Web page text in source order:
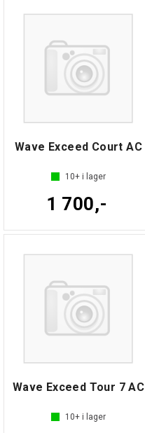
Wave Exceed Court AC
10+ i lager
1 700,-
Wave Exceed Tour 7 AC
10+ i lager